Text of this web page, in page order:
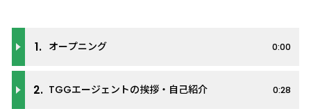
1. オープニング 0:00
2. TGGエージェントの挨拶・自己紹介 0:28